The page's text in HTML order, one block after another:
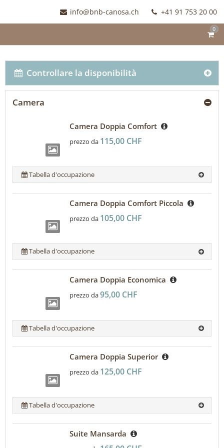
info@bnb-canosa.ch +41 91 753 20 00
0
Controllare la disponibilità
Camera
Camera Doppia Comfort
prezzo da 115,00 CHF
Tabella d'occupazione
Camera Doppia Comfort Piccola
prezzo da 105,00 CHF
Tabella d'occupazione
Camera Doppia Economica
prezzo da95,00 CHF
Tabella d'occupazione
Camera Doppia Superior
prezzo da 125,00 CHF
Tabella d'occupazione
Suite Mansarda